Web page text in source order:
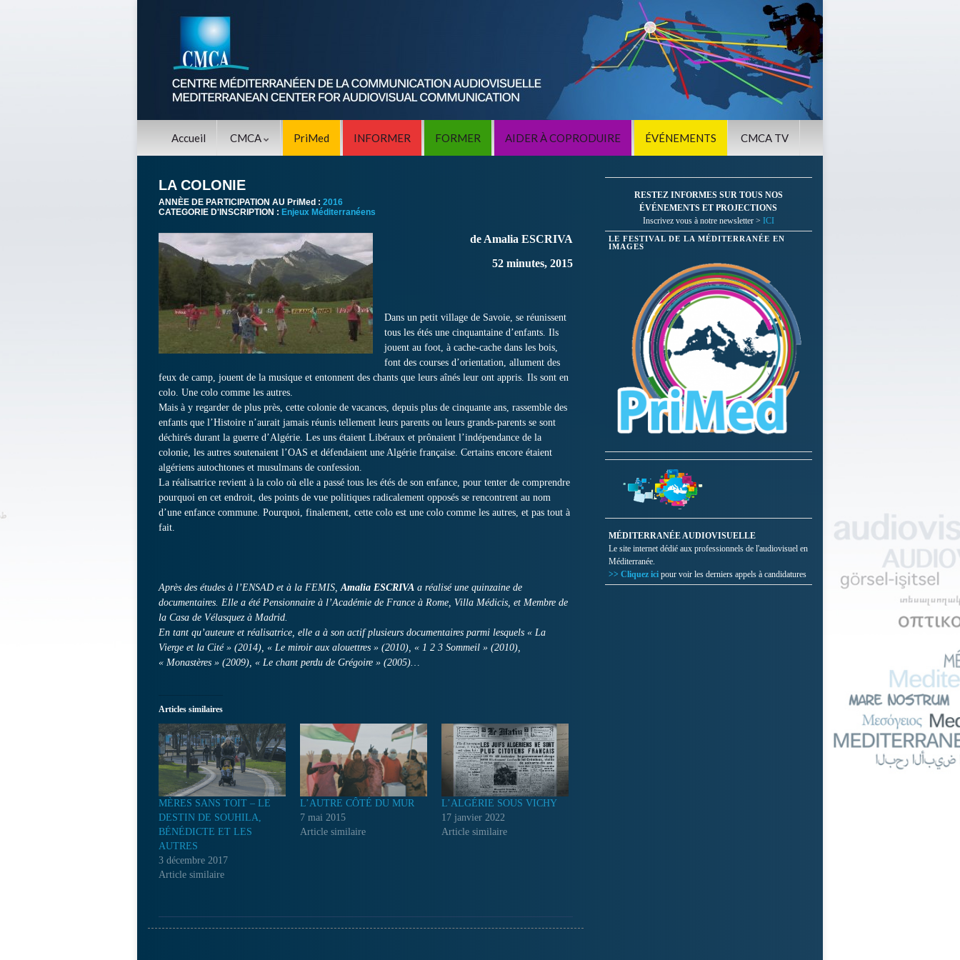
Accueil CMCA PriMed INFORMER FORMER AIDER À COPRODUIRE ÉVÉNEMENTS CMCA TV
LA COLONIE
ANNÈE DE PARTICIPATION AU PriMed : 2016
CATEGORIE D'INSCRIPTION : Enjeux Méditerranéens
de Amalia ESCRIVA
52 minutes, 2015
Dans un petit village de Savoie, se réunissent
tous les étés une cinquantaine d’enfants. Ils
jouent au foot, à cache-cache dans les bois,
font des courses d’orientation, allument des
feux de camp, jouent de la musique et entonnent des chants que leurs aînés leur ont appris. Ils sont en
colo. Une colo comme les autres.
Mais à y regarder de plus près, cette colonie de vacances, depuis plus de cinquante ans, rassemble des
enfants que l’Histoire n’aurait jamais réunis tellement leurs parents ou leurs grands-parents se sont
déchirés durant la guerre d’Algérie. Les uns étaient Libéraux et prônaient l’indépendance de la
colonie, les autres soutenaient l’OAS et défendaient une Algérie française. Certains encore étaient
algériens autochtones et musulmans de confession.
La réalisatrice revient à la colo où elle a passé tous les étés de son enfance, pour tenter de comprendre
pourquoi en cet endroit, des points de vue politiques radicalement opposés se rencontrent au nom
d’une enfance commune. Pourquoi, finalement, cette colo est une colo comme les autres, et pas tout à
fait.
Après des études à l’ENSAD et à la FEMIS,Amalia ESCRIVA a réalisé une quinzaine de
documentaires. Elle a été Pensionnaire à l’Académie de France à Rome, Villa Médicis, et Membre de
la Casa de Vélasquez à Madrid.
En tant qu’auteure et réalisatrice, elle a à son actif plusieurs documentaires parmi lesquels « La
Vierge et la Cité » (2014), « Le miroir aux alouettres » (2010), « 1 2 3 Sommeil » (2010),
« Monastères » (2009), « Le chant perdu de Grégoire » (2005)…
Articles similaires
MÈRES SANS TOIT – LE
DESTIN DE SOUHILA,
BÉNÉDICTE ET LES
AUTRES
3 décembre 2017
Article similaire
L’AUTRE CÔTÉ DU MUR
7 mai 2015
Article similaire
L’ALGÉRIE SOUS VICHY
17 janvier 2022
Article similaire
RESTEZ INFORMES SUR TOUS NOS
ÉVÉNEMENTS ET PROJECTIONS
Inscrivez vous à notre newsletter > ICI
LE FESTIVAL DE LA MÉDITERRANÉE EN
IMAGES
MÉDITERRANÉE AUDIOVISUELLE
Le site internet dédié aux professionnels de l'audiovisuel en
Méditerranée.
>> Cliquez ici pour voir les derniers appels à candidatures